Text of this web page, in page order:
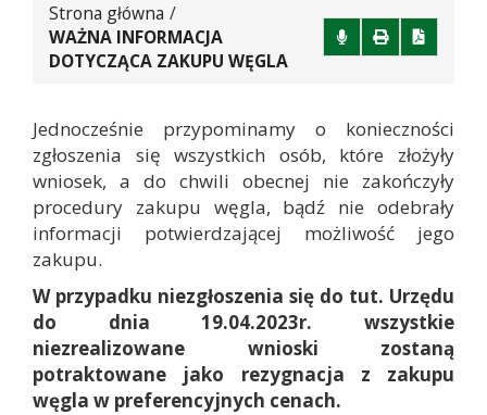
Strona główna /
WAŻNA INFORMACJA
DOTYCZĄCA ZAKUPU WĘGLA
Jednocześnie przypominamy o konieczności
zgłoszenia się wszystkich osób, które złożyły
wniosek, a do chwili obecnej nie zakończyły
procedury zakupu węgla, bądź nie odebrały
informacji potwierdzającej możliwość jego
zakupu.
W przypadku niezgłoszenia się do tut. Urzędu
do dnia 19.04.2023r. wszystkie
niezrealizowane wnioski zostaną
potraktowane jako rezygnacja z zakupu
węgla w preferencyjnych cenach.